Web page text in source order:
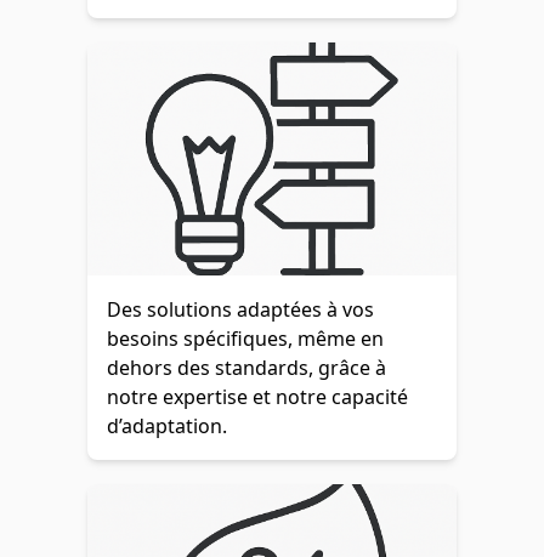
Des solutions adaptées à vos
besoins spécifiques, même en
dehors des standards, grâce à
notre expertise et notre capacité
d’adaptation.